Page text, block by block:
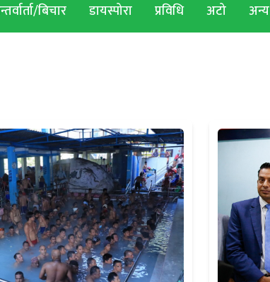
बिचार डायस्पोरा प्रविधि अटो अन्य